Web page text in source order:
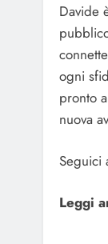
Davide
ogni
pronto
nuova
Seguici
Leggi